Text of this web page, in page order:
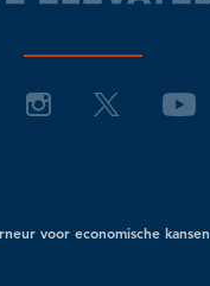
voor economische kansen